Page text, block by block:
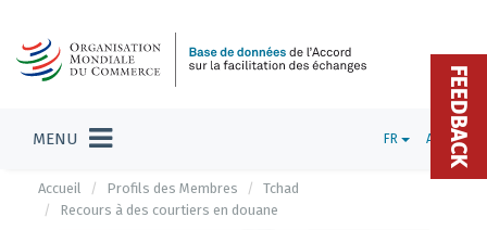
MENU FR ADMIN
Accueil Profils des Membres
Tchad
Recours à des courtiers en douane
FEEDBACK